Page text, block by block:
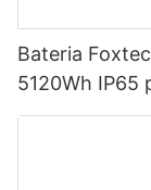
Bateria
5120Wh IP65
em sistemas